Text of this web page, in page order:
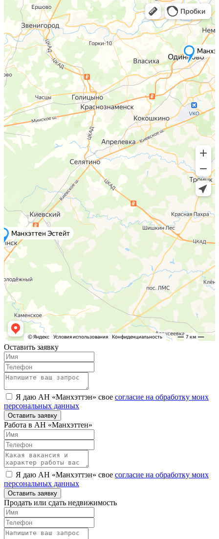
Оставить заявку
Я даю АН «Манхэттэн» свое согласие на обработку моих
персональных данных
Оставить заявку
Работа в АН «Манхэттен»
Я даю АН «Манхэттэн» свое согласие на обработку моих
персональных данных
Оставить заявку
Продать или сдать недвижимость